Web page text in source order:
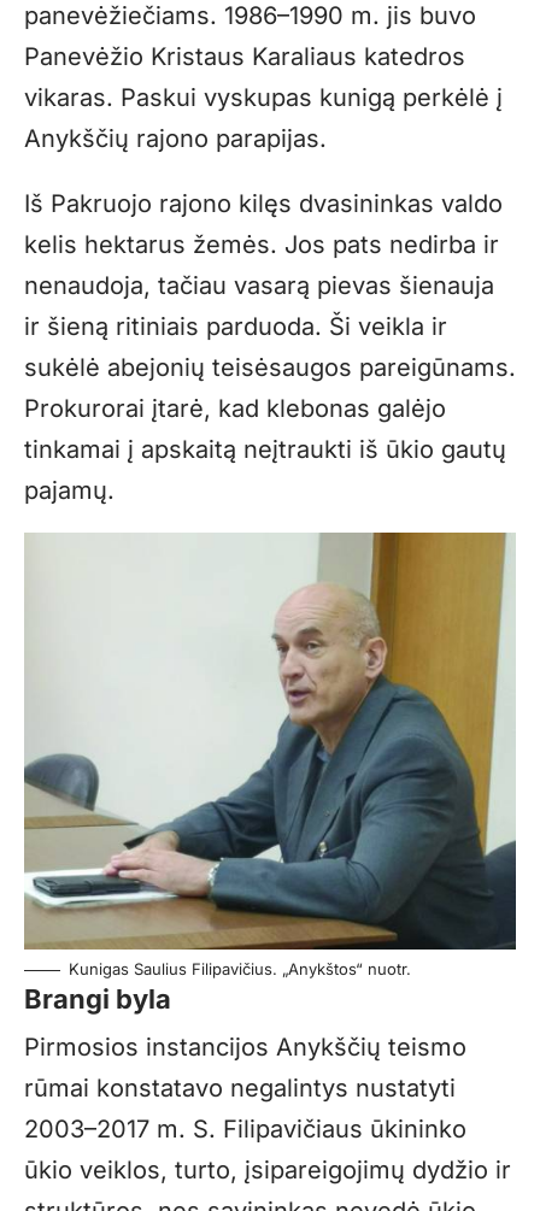
panevėžiečiams. 1986–1990 m. jis buvo
Panevėžio Kristaus Karaliaus katedros
vikaras. Paskui vyskupas kunigą perkėlė į
Anykščių rajono parapijas.
Iš Pakruojo rajono kilęs dvasininkas valdo
kelis hektarus žemės. Jos pats nedirba ir
nenaudoja, tačiau vasarą pievas šienauja
ir šieną ritiniais parduoda. Ši veikla ir
sukėlė abejonių teisėsaugos pareigūnams.
Prokurorai įtarė, kad klebonas galėjo
tinkamai į apskaitą neįtraukti iš ūkio gautų
pajamų.
Kunigas Saulius Filipavičius. „Anykštos“ nuotr.
Brangi byla
Pirmosios instancijos Anykščių teismo
rūmai konstatavo negalintys nustatyti
2003–2017 m. S. Filipavičiaus ūkininko
ūkio veiklos, turto, įsipareigojimų dydžio ir